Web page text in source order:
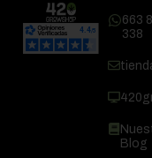
663
338
Blog